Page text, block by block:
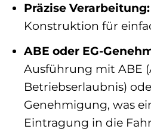
Präzise Verarbeitung:
Konstruktion für
ABE oder EG-
Ausführung mit ABE
Betriebserlaubnis)
Genehmigung, was
Eintragung in die